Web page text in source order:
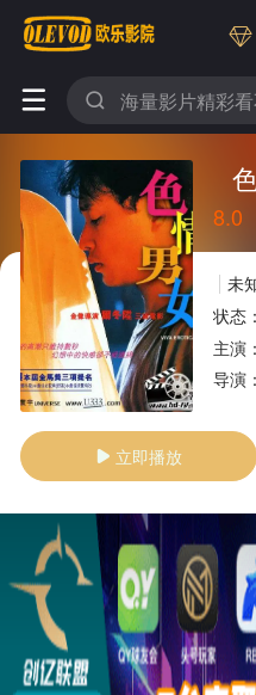
 
8.0
很差较差还行推荐力荐
未
状态：
主演：
导演：
 立即播放